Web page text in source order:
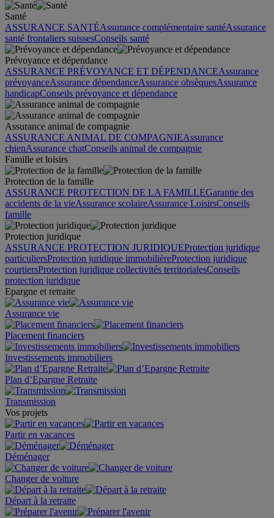
Santé
ASSURANCE SANTÉAssurance complémentaire santéAssurance
santé frontaliers suissesConseils santé
Prévoyance et dépendance
ASSURANCE PRÉVOYANCE ET DÉPENDANCEAssurance
prévoyanceAssurance dépendanceAssurance obsèquesAssurance
handicapConseils prévoyance et dépendance
Assurance animal de compagnie
ASSURANCE ANIMAL DE COMPAGNIEAssurance
chienAssurance chatConseils animal de compagnie
Famille et loisirs
Protection de la famille
ASSURANCE PROTECTION DE LA FAMILLEGarantie des
accidents de la vieAssurance scolaireAssurance LoisirsConseils
famille
Protection juridique
ASSURANCE PROTECTION JURIDIQUEProtection juridique
particuliersProtection juridique immobilièreProtection juridique
courtiersProtection juridique collectivités territorialesConseils
protection juridique
Epargne et retraite
Assurance vie
Placement financiers
Investissements immobiliers
Plan d’Epargne Retraite
Transmission
Vos projets
Partir en vacances
Déménager
Changer de voiture
Départ à la retraite